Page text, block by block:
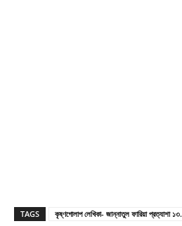
TAGS কৃষ্ণগোলাপ লেখিকা- জান্নাতুল ফারিয়া প্রত্যাশা ১৩.